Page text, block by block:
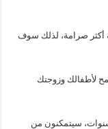
أكثر صرامة، لذلك سوف
لأطفالك وزوجتك
سيتمكنون من